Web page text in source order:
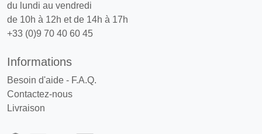
du lundi au vendredi
de 10h à 12h et de 14h à 17h
+33 (0)9 70 40 60 45
Informations
Besoin d'aide - F.A.Q.
Contactez-nous
Livraison